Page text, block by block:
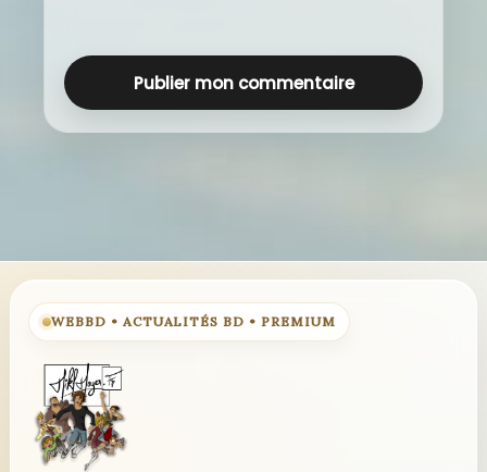
WEBBD • ACTUALITÉS BD • PREMIUM